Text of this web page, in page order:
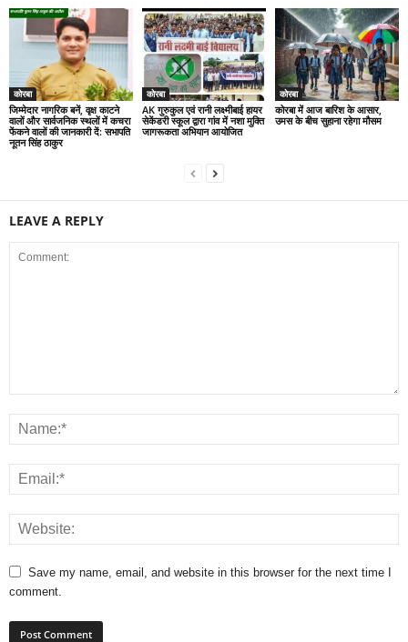
कोरबा
जिम्मेदार नागरिक बनें, वृक्ष काटने
वालों और सार्वजनिक स्थलों में कचरा
फेंकने वालों की जानकारी दें: सभापति
नूतन सिंह ठाकुर
कोरबा
AK गुरुकुल एवं रानी लक्ष्मीबाई हायर
सेकेंडरी स्कूल द्वारा गांव में नशा मुक्ति
जागरूकता अभियान आयोजित
कोरबा
कोरबा में आज बारिश के आसार,
उमस के बीच सुहाना रहेगा मौसम
LEAVE A REPLY
Save my name, email, and website in this browser for the next time I
comment.